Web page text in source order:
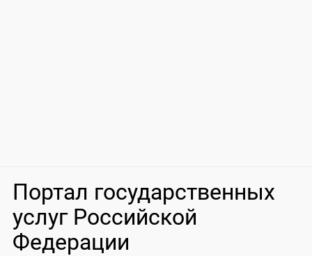
Портал государственных
услуг Российской
Федерации